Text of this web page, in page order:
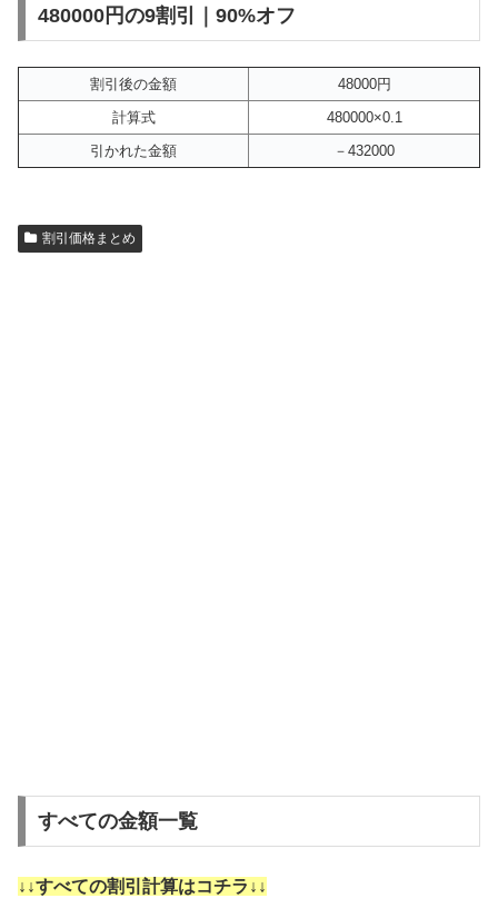
480000円の9割引｜90%オフ
割引後の金額
48000円
計算式
480000×0.1
引かれた金額
－432000
割引価格まとめ
すべての金額一覧
↓↓すべての割引計算はコチラ↓↓